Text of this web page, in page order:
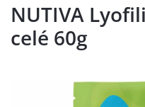
NUTIVA
celé 60g